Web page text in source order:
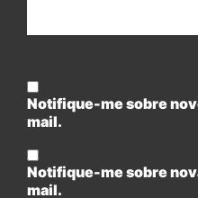
Notifique-me sobre
mail.
Notifique-me sobre
mail.